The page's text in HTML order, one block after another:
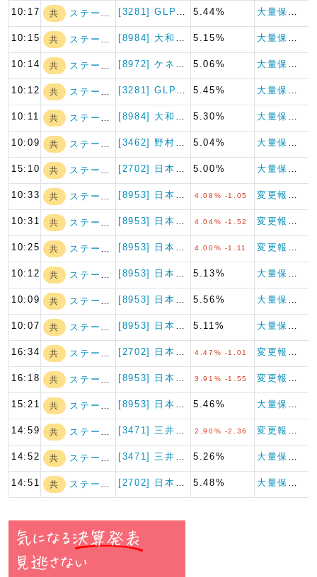
10:17 共 ステート・ストリ… 5.44%
10:15 共 ステート・ストリ… 5.15%
10:14 共 ステート・ストリ… 5.06%
10:12 共 ステート・ストリ… 5.45%
10:11 共 ステート・ストリ… 5.30%
10:09 共 ステート・ストリ… 5.04%
15:10 共 ステート・ストリ… 5.00%
10:33 共 ステート・ストリ… 4.08% -1.05
10:31 共 ステート・ストリ… 4.04% -1.52
10:25 共 ステート・ストリ… 4.00% -1.11
10:12 共 ステート・ストリ… 5.13%
10:09 共 ステート・ストリ… 5.56%
10:07 共 ステート・ストリ… 5.11%
16:34 共 ステート・ストリ… 4.47% -1.01
16:18 共 ステート・ストリ… 3.91% -1.55
15:21 共 ステート・ストリ… 5.46%
14:59 共 ステート・ストリ… 2.90% -2.36
14:52 共 ステート・ストリ… 5.26%
14:51 共 ステート・ストリ… 5.48%